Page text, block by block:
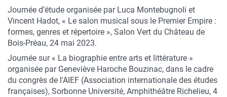
Journée d’étude organisée par Luca Montebugnoli et
Vincent Hadot, « Le salon musical sous le Premier Empire :
formes, genres et répertoire », Salon Vert du Château de
Bois-Préau, 24 mai 2023.
Journée sur « La biographie entre arts et littérature »
organisée par Geneviève Haroche Bouzinac, dans le cadre
du congrès de l'AIEF (Association internationale des études
françaises), Sorbonne Université, Amphithéâtre Richelieu, 4